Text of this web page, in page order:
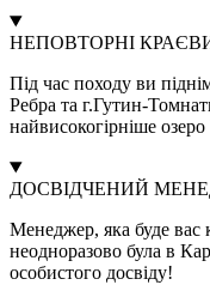
НЕПОВТОРНІ
Під час походу ви
Ребра та г.Гутин-
найвисокогірніше
ДОСВІДЧЕНИЙ
Менеджер, яка буде вас
неодноразово була в
особистого досвіду!